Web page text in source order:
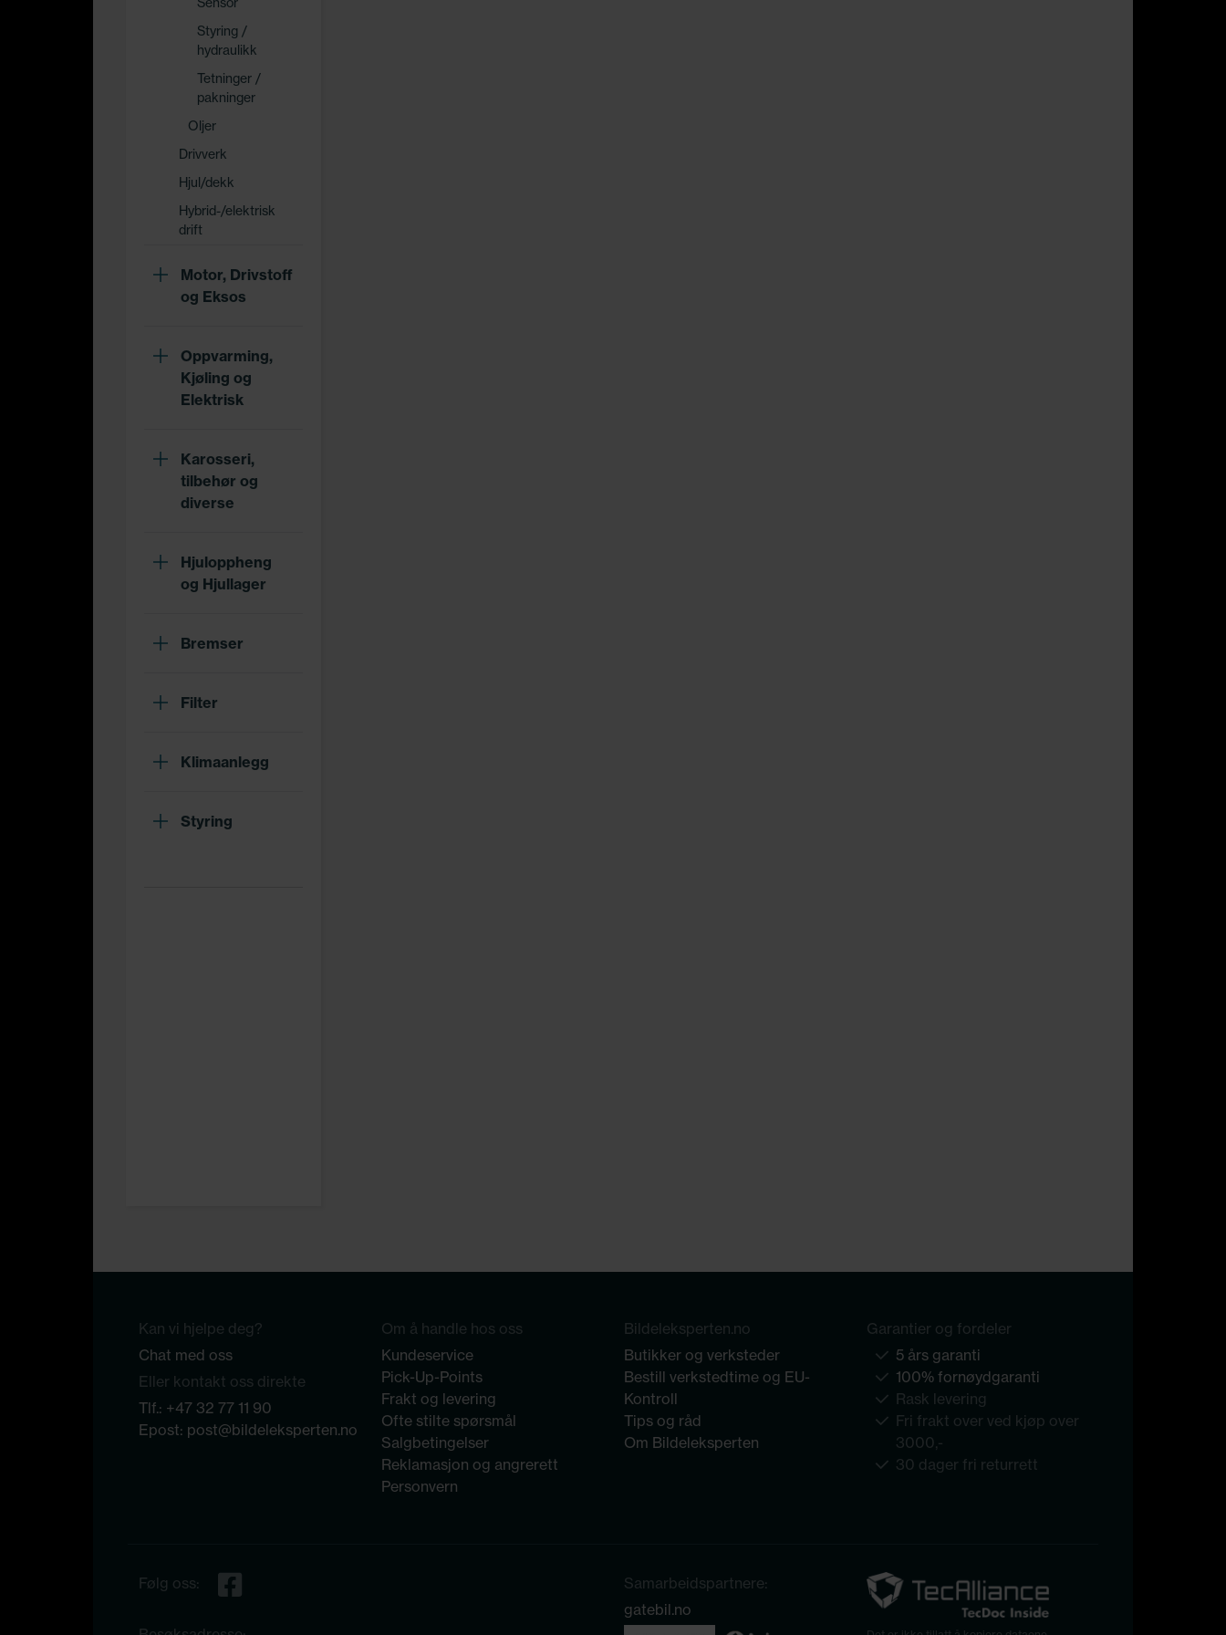
Styring /
hydraulikk
Tetninger /
pakninger
Oljer
Drivverk
Hjul/dekk
Hybrid-/elektrisk
drift
Motor, Drivstoff
og Eksos
Oppvarming,
Kjøling og
Elektrisk
Karosseri,
tilbehør og
diverse
Hjuloppheng
og Hjullager
Bremser
Filter
Klimaanlegg
Styring
Kan vi hjelpe deg?
Chat med oss
Eller kontakt oss direkte
Tlf.: +47 32 77 11 90
Epost: post@bildeleksperten.no
Om å handle hos oss
Kundeservice
Pick-Up-Points
Frakt og levering
Ofte stilte spørsmål
Salgbetingelser
Reklamasjon og angrerett
Personvern
Bildeleksperten.no
Butikker og verksteder
Bestill verkstedtime og EU-
Kontroll
Tips og råd
Om Bildeleksperten
Garantier og fordeler
5 års garanti
100% fornøydgaranti
Rask levering
Fri frakt over ved kjøp over
3000,-
30 dager fri returrett
Følg oss:
Samarbeidspartnere:
gatebil.no